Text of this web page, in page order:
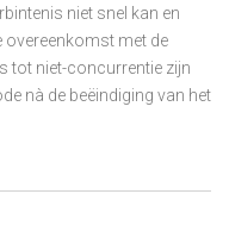
niet snel kan en
overeenkomst met de
tot niet-concurrentie zijn
nà de beëindiging van het